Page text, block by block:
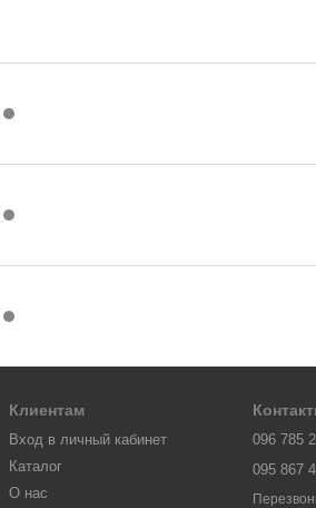
Клиентам
Вход в личный кабинет
Каталог
О нас
096 785
095 867